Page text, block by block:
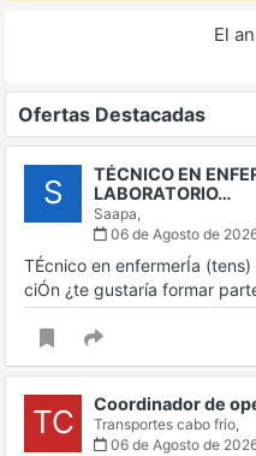
El
Ofertas Destacadas
S
TÉCNICO EN
LABORATORIO…
Saapa,
06 de Agosto de
TÉcnico en enfermerÍa
ciÓn ¿te gustaría formar
TC Coordinador de
Transportes cabo frio,
06 de Agosto de